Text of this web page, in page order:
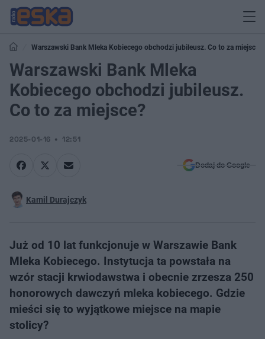
Warszawski Bank Mleka Kobiecego obchodzi jubileusz. Co to za miejsce?
Warszawski Bank Mleka
Kobiecego obchodzi jubileusz.
Co to za miejsce?
2025-01-16 12:51
Dodaj do Google
Kamil Durajczyk
Już od 10 lat funkcjonuje w Warszawie Bank
Mleka Kobiecego. Instytucja ta powstała na
wzór stacji krwiodawstwa i obecnie zrzesza 250
honorowych dawczyń mleka kobiecego. Gdzie
mieści się to wyjątkowe miejsce na mapie
stolicy?